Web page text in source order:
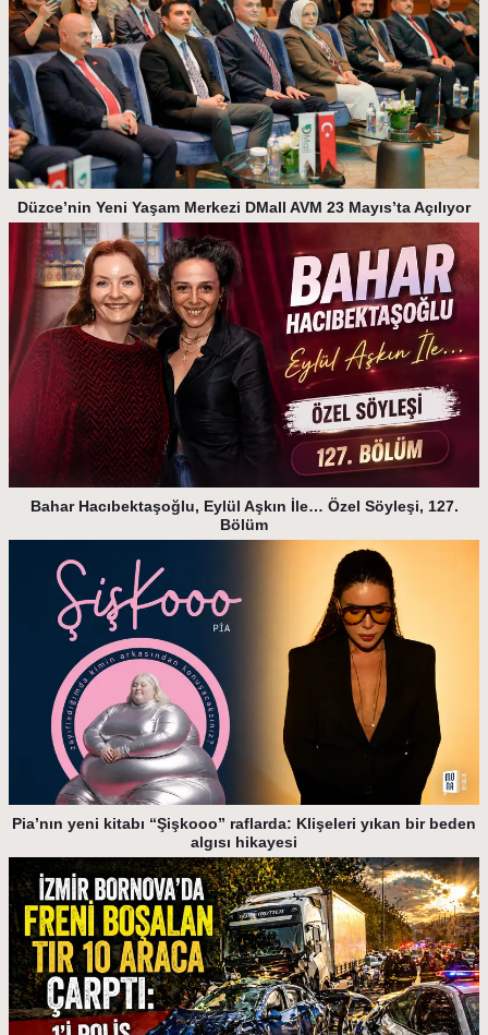
Düzce’nin Yeni Yaşam Merkezi DMall AVM 23 Mayıs’ta Açılıyor
Bahar Hacıbektaşoğlu, Eylül Aşkın İle… Özel Söyleşi, 127.
Bölüm
Pia’nın yeni kitabı “Şişkooo” raflarda: Klişeleri yıkan bir beden
algısı hikayesi